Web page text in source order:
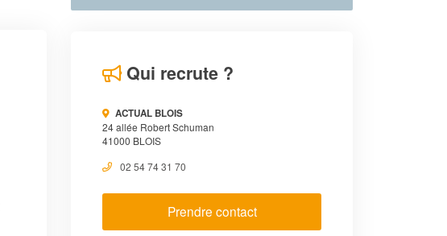
Qui recrute ?
ACTUAL BLOIS
24 allée Robert Schuman
41000 BLOIS
02 54 74 31 70
Prendre contact